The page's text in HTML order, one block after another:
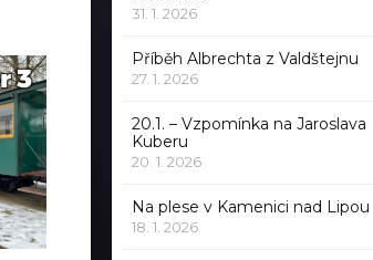
31. 1. 2026
Příběh Albrechta z Valdštejnu
27. 1. 2026
20.1. – Vzpomínka na Jaroslava
Kuberu
20. 1. 2026
Na plese v Kamenici nad Lipou
18. 1. 2026